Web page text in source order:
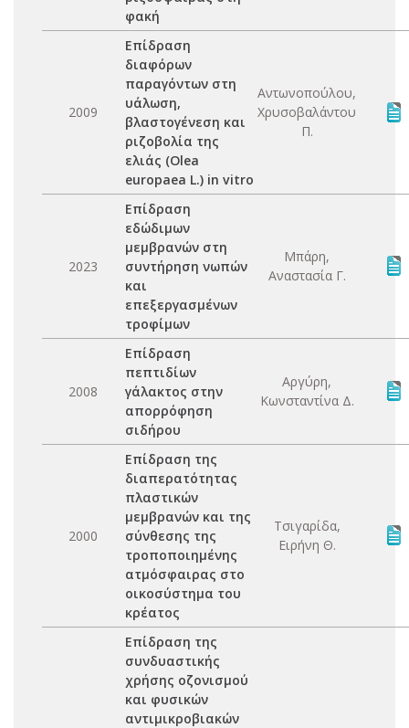
φακή
2009
Επίδραση
διαφόρων
παραγόντων στη
υάλωση,
βλαστογένεση και
ριζοβολία της
ελιάς (Olea
europaea L.) in vitro
Αντωνοπούλου,
Χρυσοβαλάντου
Π.
2023
Επίδραση
εδώδιμων
μεμβρανών στη
συντήρηση νωπών
και
επεξεργασμένων
τροφίμων
Μπάρη,
Αναστασία Γ.
2008
Επίδραση
πεπτιδίων
γάλακτος στην
απορρόφηση
σιδήρου
Αργύρη,
Κωνσταντίνα Δ.
2000
Επίδραση της
διαπερατότητας
πλαστικών
μεμβρανών και της
σύνθεσης της
τροποποιημένης
ατμόσφαιρας στο
οικοσύστημα του
κρέατος
Τσιγαρίδα,
Ειρήνη Θ.
Επίδραση της
συνδυαστικής
χρήσης οζονισμού
και φυσικών
αντιμικροβιακών